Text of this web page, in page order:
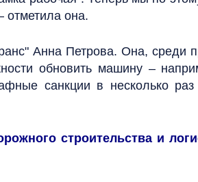
отметила она.
Анна Петрова. Она, среди
обновить машину –
санкции в несколько
строительства и